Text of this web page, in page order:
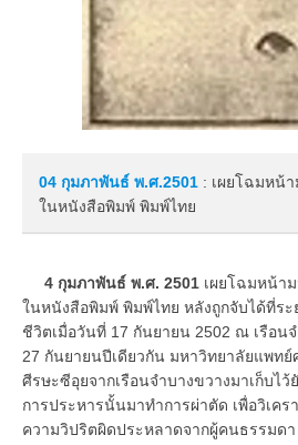
04 กุมภาพันธ์ พ.ศ.2501 : เผยโฉมหน้
ในหนังสือพิมพ์ พิมพ์ไทย
4 กุมภาพันธ์ พ.ศ. 2501 เผยโฉมหน้า
ในหนังสือพิมพ์ พิมพ์ไทย หลังถูกจับได้ที่ระ
ชีวิตเมื่อวันที่ 17 กันยายน 2502 ณ เรือน
27 กันยายนปีเดียวกัน มหาวิทยาลัยแพท
ศีรษะซีอุยจากเรือนจำบางขวางมาเก็บไว้
การประหารนั้นมาทำการผ่าตัด เพื่อวิเคร
ความวิปริตผิดประหลาดจากผู้คนธรรมดา